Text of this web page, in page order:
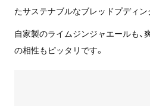
たサステナブルなブレッドプディン
自家製のライムジンジャエールも、
の相性もピッタリです。